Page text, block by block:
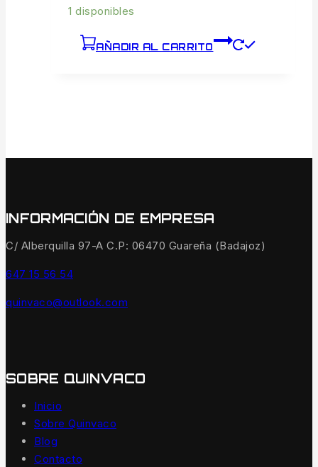
1 disponibles
AÑADIR AL CARRITO
INFORMACIÓN DE EMPRESA
C/ Alberquilla 97-A C.P: 06470 Guareña (Badajoz)
647 15 56 54
quinvaco@outlook.com
SOBRE QUINVACO
Inicio
Sobre Quinvaco
Blog
Contacto